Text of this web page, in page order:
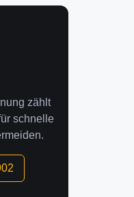
zählt
schnelle